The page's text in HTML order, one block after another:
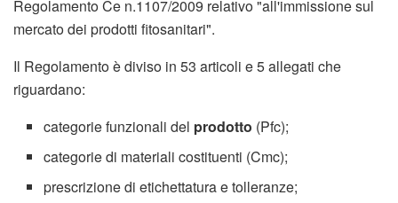
Regolamento Ce n.1107/2009 relativo "all'immissione sul
mercato dei prodotti fitosanitari".
Il Regolamento è diviso in 53 articoli e 5 allegati che
riguardano:
categorie funzionali del prodotto (Pfc);
categorie di materiali costituenti (Cmc);
prescrizione di etichettatura e tolleranze;